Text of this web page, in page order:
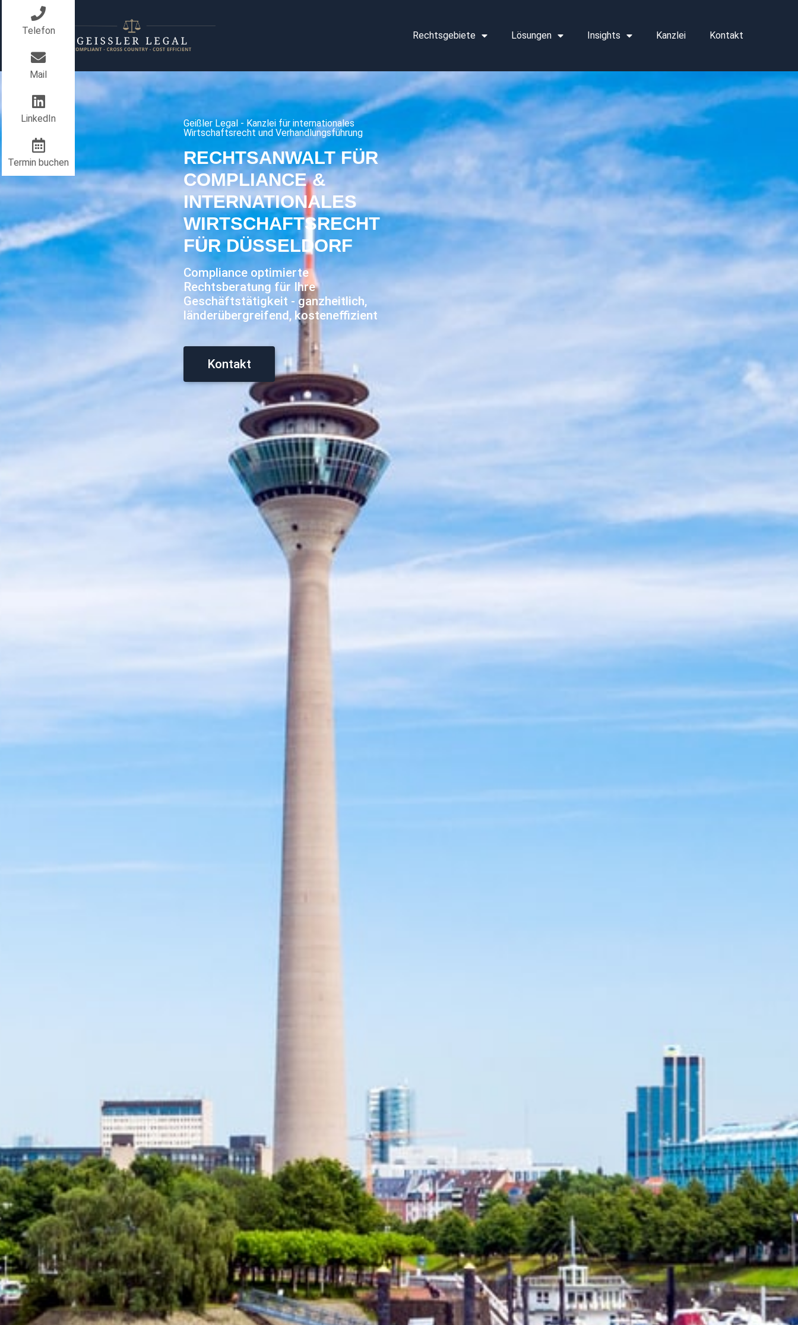
Rechtsgebiete Lösungen Insights Kanzlei Kontakt
Geißler Legal - Kanzlei für internationales
Wirtschaftsrecht und Verhandlungsführung
RECHTSANWALT FÜR
COMPLIANCE &
INTERNATIONALES
WIRTSCHAFTSRECHT
FÜR DÜSSELDORF
Compliance optimierte
Rechtsberatung für Ihre
Geschäftstätigkeit - ganzheitlich,
länderübergreifend, kosteneffizient
Kontakt
Telefon
Mail
LinkedIn
Termin buchen